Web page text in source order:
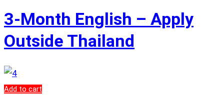
3-Month English – Apply
Outside Thailand
Add to cart